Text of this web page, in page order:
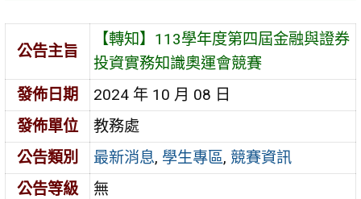
公告主旨
【轉知】113學年度第四屆金融與證券
投資實務知識奧運會競賽
發佈日期
2024 年 10 月 08 日
發佈單位
教務處
公告類別
最新消息, 學生專區, 競賽資訊
公告等級
無